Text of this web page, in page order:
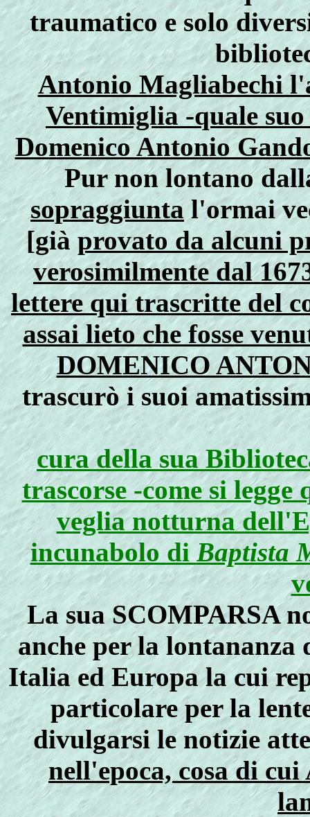
traumatico e solo
Antonio Magliabechi
Ventimiglia -quale
Domenico Antonio
Pur non lontano
sopraggiuntal'ormai
[giàprovato da alcuni
verosimilmente dal
lettere qui trascritte del
assai lieto che fosse
DOMENICO
trascurò i suoi
cura della sua
trascorse -come si
veglia notturna
incunabolo diBaptista
La sua SCOMPARSA
anche per la
Italia ed Europa la cui
particolare per la
divulgarsi le notizie
nell'epoca, cosa di cui